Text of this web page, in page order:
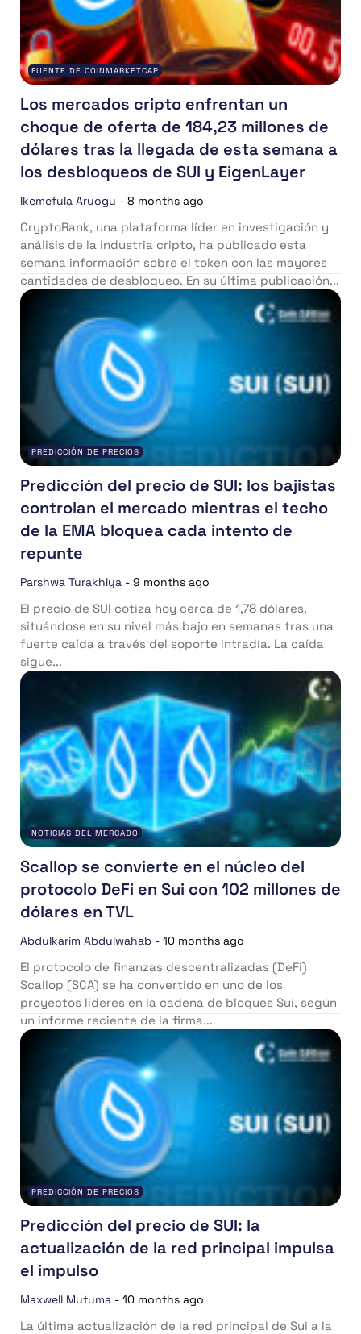
FUENTE DE COINMARKETCAP
Los mercados cripto enfrentan un
choque de oferta de 184,23 millones de
dólares tras la llegada de esta semana a
los desbloqueos de SUI y EigenLayer
Ikemefula Aruogu - 8 months ago
CryptoRank, una plataforma líder en investigación y
análisis de la industria cripto, ha publicado esta
semana información sobre el token con las mayores
cantidades de desbloqueo. En su última publicación...
PREDICCIÓN DE PRECIOS
Predicción del precio de SUI: los bajistas
controlan el mercado mientras el techo
de la EMA bloquea cada intento de
repunte
Parshwa Turakhiya - 9 months ago
El precio de SUI cotiza hoy cerca de 1,78 dólares,
situándose en su nivel más bajo en semanas tras una
fuerte caída a través del soporte intradía. La caída
sigue...
NOTICIAS DEL MERCADO
Scallop se convierte en el núcleo del
protocolo DeFi en Sui con 102 millones de
dólares en TVL
Abdulkarim Abdulwahab - 10 months ago
El protocolo de finanzas descentralizadas (DeFi)
Scallop (SCA) se ha convertido en uno de los
proyectos líderes en la cadena de bloques Sui, según
un informe reciente de la firma...
PREDICCIÓN DE PRECIOS
Predicción del precio de SUI: la
actualización de la red principal impulsa
el impulso
Maxwell Mutuma - 10 months ago
La última actualización de la red principal de Sui a la